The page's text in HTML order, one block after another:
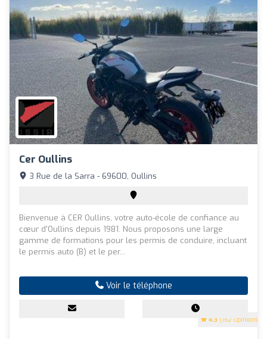
Cer Oullins
4.3 (162 Opinions)
3 Rue de la Sarra - 69600, Oullins
Bienvenue à CER Oullins, votre auto-école de confiance au
cœur d'Oullins depuis 1981. Nous proposons une large
gamme de formations pour les permis de conduire, incluant
le permis auto (B) et le per...
Voir le téléphone